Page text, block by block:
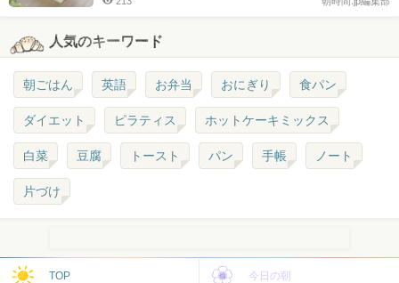
人気のキーワード
朝ごはん 英語 お弁当 おにぎり 食パン
ダイエット ピラティス ホットケーキミックス
白菜 豆腐 トースト パン 手帳 ノート
片づけ
TOP 今日の朝